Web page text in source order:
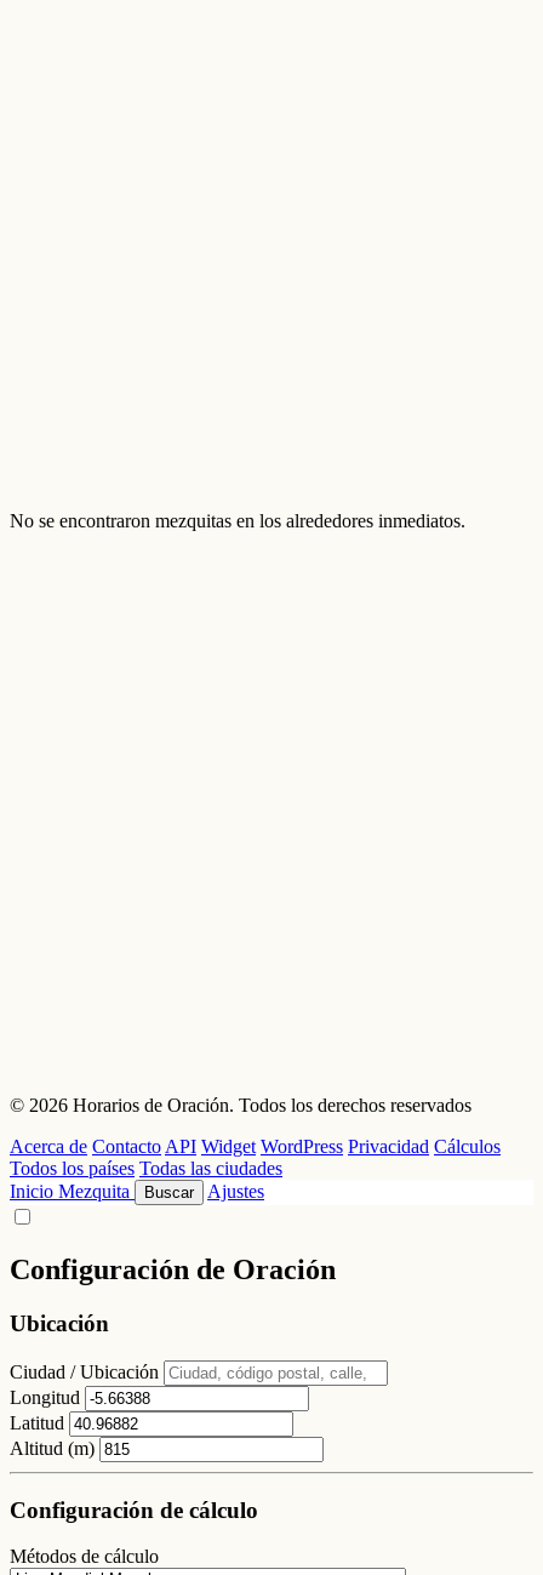
No se encontraron mezquitas en los alrededores inmediatos.
© 2026 Horarios de Oración. Todos los derechos reservados
Acerca de ContactoAPI Widget WordPress Privacidad Cálculos
Todos los países Todas las ciudades
Inicio Mezquita Buscar Ajustes
Configuración de Oración
Ubicación
Ciudad / Ubicación
Longitud
Latitud
Altitud (m)
Configuración de cálculo
Métodos de cálculo